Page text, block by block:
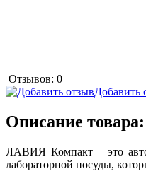
Отзывов: 0
Добавить
Описание товара:
ЛАВИЯ Компакт – это
лабораторной посуды,